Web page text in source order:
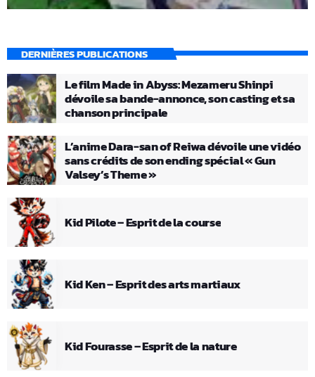
DERNIÈRES PUBLICATIONS
Le film Made in Abyss: Mezameru Shinpi
dévoile sa bande-annonce, son casting et sa
chanson principale
L’anime Dara-san of Reiwa dévoile une vidéo
sans crédits de son ending spécial « Gun
Valsey’s Theme »
Kid Pilote – Esprit de la course
Kid Ken – Esprit des arts martiaux
Kid Fourasse – Esprit de la nature